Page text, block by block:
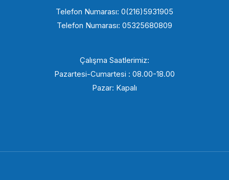
Telefon Numarası: 0(216)5931905
Telefon Numarası: 05325680809
Çalışma Saatlerimiz:
Pazartesi-Cumartesi : 08.00-18.00
Pazar: Kapalı